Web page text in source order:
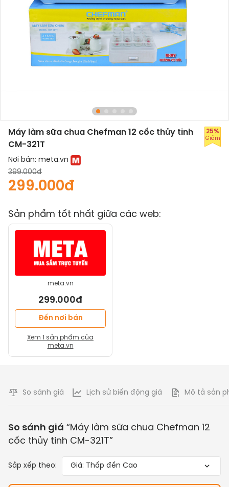
25%
Giảm
Máy làm sữa chua Chefman 12 cốc thủy tinh
CM-321T
Nơi bán: meta.vn
399.000đ
299.000đ
Sản phẩm tốt nhất giữa các web:
meta.vn
299.000đ
Đến nơi bán
Xem 1 sản phẩm của
meta.vn
So sánh giá Lịch sử biến động giá Mô tả sản
So sánh giá “Máy làm sữa chua Chefman 12
cốc thủy tinh CM-321T”
Sắp xếp theo: Giá: Thấp đến Cao